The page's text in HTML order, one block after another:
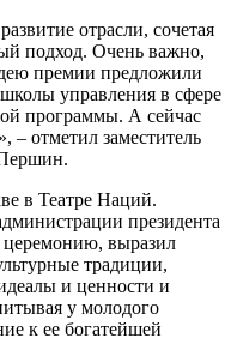
отрасли, сочетая
подход. Очень важно,
премии предложили
управления в сфере
программы. А сейчас
– отметил заместитель
в Театре Наций.
президента
церемонию, выразил
традиции,
и ценности и
у молодого
к ее богатейшей